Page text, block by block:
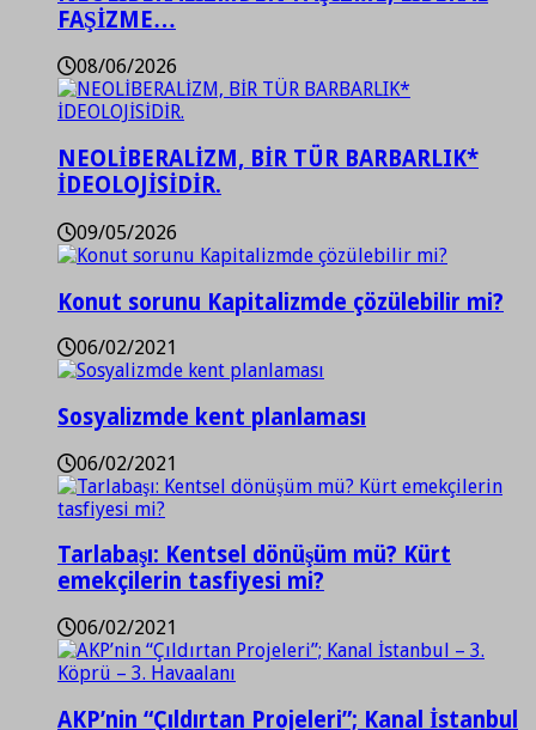
FAŞİZME…
08/06/2026
NEOLİBERALİZM, BİR TÜR BARBARLIK*
İDEOLOJİSİDİR.
09/05/2026
Konut sorunu Kapitalizmde çözülebilir mi?
06/02/2021
Sosyalizmde kent planlaması
06/02/2021
Tarlabaşı: Kentsel dönüşüm mü? Kürt
emekçilerin tasfiyesi mi?
06/02/2021
AKP’nin “Çıldırtan Projeleri”; Kanal İstanbul